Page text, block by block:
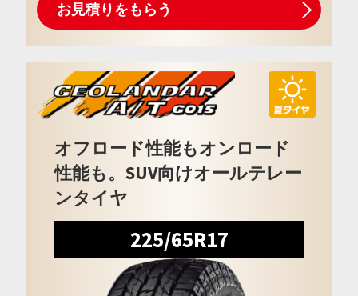
お見積りをもらう
オフロード性能もオンロード
性能も。SUV向けオールテレー
ンタイヤ
225/65R17